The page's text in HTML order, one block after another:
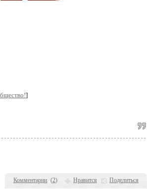
Комментарии (2) Нравится Поделиться
]